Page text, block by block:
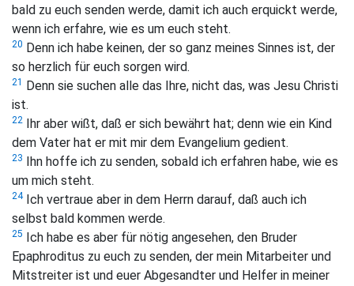
bald zu euch senden werde, damit ich auch erquickt werde,
wenn ich erfahre, wie es um euch steht.
20 Denn ich habe keinen, der so ganz meines Sinnes ist, der
so herzlich für euch sorgen wird.
21
Denn sie suchen alle das Ihre, nicht das, was Jesu Christi
ist.
22
Ihr aber wißt, daß er sich bewährt hat; denn wie ein Kind
dem Vater hat er mit mir dem Evangelium gedient.
23
Ihn hoffe ich zu senden, sobald ich erfahren habe, wie es
um mich steht.
24Ich vertraue aber in dem Herrn darauf, daß auch ich
selbst bald kommen werde.
25
Ich habe es aber für nötig angesehen, den Bruder
Epaphroditus zu euch zu senden, der mein Mitarbeiter und
Mitstreiter ist und euer Abgesandter und Helfer in meiner